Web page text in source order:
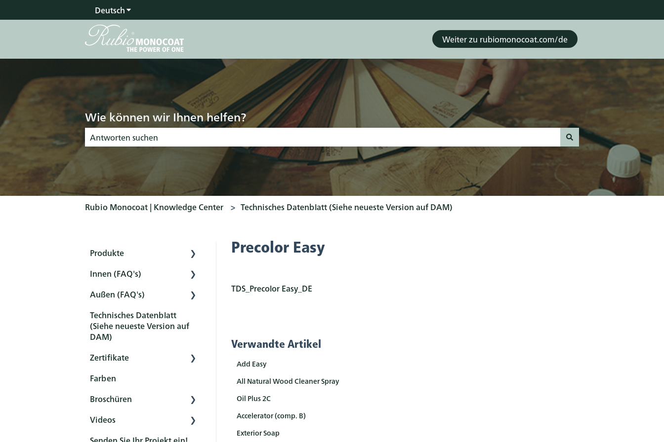
DeutschUntermenü für Übersetzungen anzeigen
Weiter zu rubiomonocoat.com/de
Wie können wir Ihnen helfen?
Es gibt keine Vorschläge, da das Suchfeld leer ist.
Rubio Monocoat | Knowledge Center Technisches Datenblatt (Siehe neueste Version auf DAM)
Precolor Easy
TDS_Precolor Easy_DE
Verwandte Artikel
Add Easy
All Natural Wood Cleaner Spray
Oil Plus 2C
Accelerator (comp. B)
Exterior Soap
Produkte
Innere
Außen
Werkzeug
Sets
Innen (FAQ's)
Vorbereitung
Vorbehandlung
Schutz
Wartung und Reinigung
Nachbehandlung
FAQ
Außen (FAQ's)
Vorbehandlung
Schutz
Wartung und Reinigung
FAQ
Technisches Datenblatt
(Siehe neueste Version auf
DAM)
Zertifikate
Übersicht
Zertifikate
Farben
Broschüren
Allgemein
Videos